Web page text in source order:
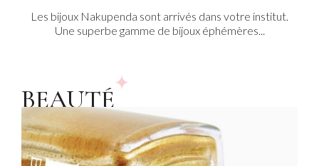
Les bijoux Nakupenda sont arrivés dans votre institut.
Une superbe gamme de bijoux éphémères...
BEAUTÉ